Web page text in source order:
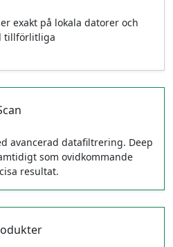
exakt på lokala datorer och
tillförlitliga
avancerad datafiltrering. Deep
som ovidkommande
resultat.